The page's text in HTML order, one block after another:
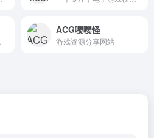
ACG嘤嘤怪
游戏资源分享网站